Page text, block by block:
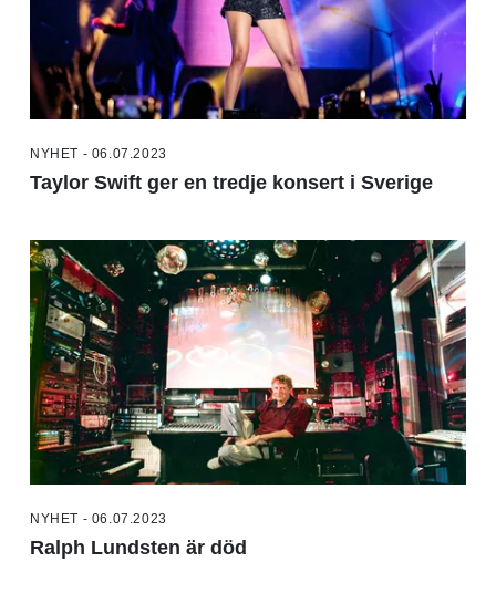
NYHET - 06.07.2023
Taylor Swift ger en tredje konsert i Sverige
NYHET - 06.07.2023
Ralph Lundsten är död